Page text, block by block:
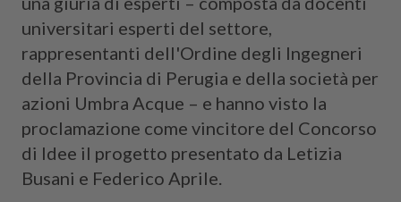
universitari esperti del settore,
rappresentanti dell'Ordine degli Ingegneri
della Provincia di Perugia e della società per
azioni Umbra Acque – e hanno visto la
proclamazione come vincitore del Concorso
di Idee il progetto presentato da Letizia
Busani e Federico Aprile.